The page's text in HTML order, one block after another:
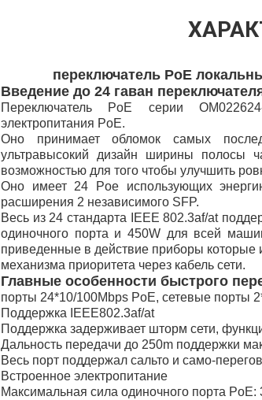
переключатель PoE
Введение до 24 гаван
Переключатель PoE серии
электропитания PoE.
Оно принимает обломок самых
ультравысокий дизайн ширины полосы
возможностью для того чтобы улучшить
Оно имеет 24 Poe использующих
расширения 2 независимого SFP.
Весь из 24 стандарта IEEE 802.3af/at
одиночного порта и 450W для всей
приведенные в действие приборы которые
механизма приоритета через кабель сети.
Главные особенности быстрого
порты 24*10/100Mbps PoE, сетевые порты
Поддержка IEEE802.3af/at
Поддержка задерживает шторм сети,
Дальность передачи до 250m поддержки
Весь порт поддержал сальто и само-
Встроенное электропитание
Максимальная сила одиночного порта PoE: